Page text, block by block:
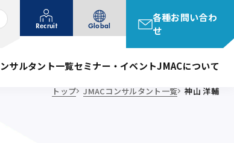
Recruit Global
各種お問い合わ
せ
サルタント一覧セミナー・イベントJMACについて
トップ JMACコンサルタント一覧 神山 洋輔